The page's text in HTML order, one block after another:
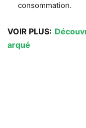
consommation.
VOIR PLUS:
arqué